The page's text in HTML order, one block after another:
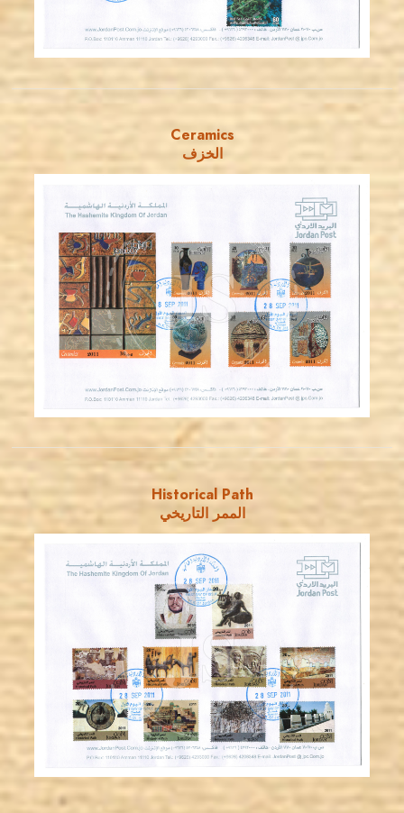
EST. 2007
Ceramics
الخزف
JS
JORDANSTAMPS.COM
EST. 2007
Historical Path
الممر التاريخي
JS
JORDANSTAMPS.COM
EST. 2007